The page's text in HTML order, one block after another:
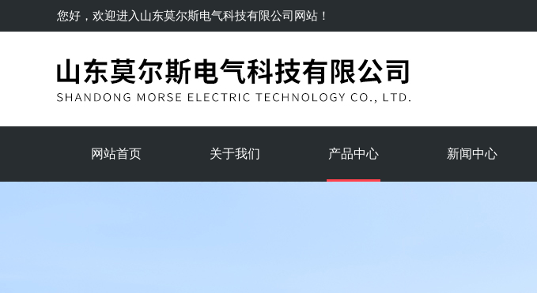
您好，欢迎进入 山东莫尔斯电气科技有限公司网站！
网站首页 关于我们 产品中心 新闻中心